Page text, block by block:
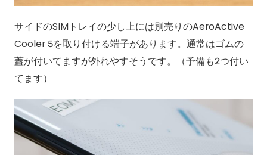
サイドのSIMトレイの少し上には別売りのAeroActive
Cooler 5を取り付ける端子があります。通常はゴムの
蓋が付いてますが外れやすそうです。（予備も2つ付い
てます）